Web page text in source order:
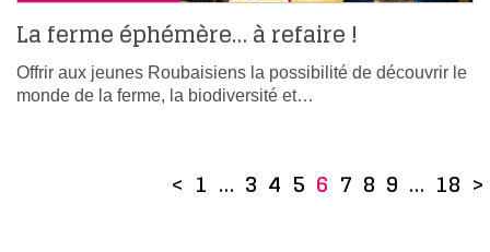
La ferme éphémère… à refaire !
Offrir aux jeunes Roubaisiens la possibilité de découvrir le
monde de la ferme, la biodiversité et…
< 1 … 3 4 5 6 7 8 9 … 18 >